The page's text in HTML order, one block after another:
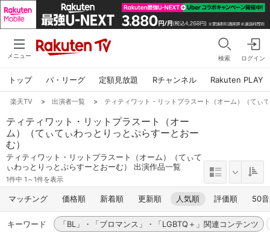
メニュー 検索 ログイン
トップ パ・リーグ 定額見放題 Rチャンネル Rakuten PLAY
楽天TV > 出演者一覧 > ティティワット・リットプラスート（オーム）（てぃ
ティティワット・リットプラスート（オー
ム）（てぃてぃわっとりっとぷらすーとおー
む）
ティティワット・リットプラスート（オーム）（てぃて
ぃわっとりっとぷらすーとおーむ） 出演作品一覧
1件中 1～1件を表示
マッチング 価格順 新着順 更新順 人気順 評価順 50
キーワード 「BL」・「ブロマンス」・「LGBTQ＋」関連コンテンツ